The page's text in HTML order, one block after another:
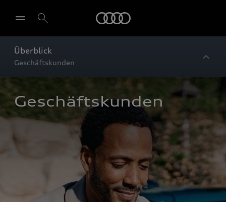
Überblick
Geschäftskunden
Geschäftskunden